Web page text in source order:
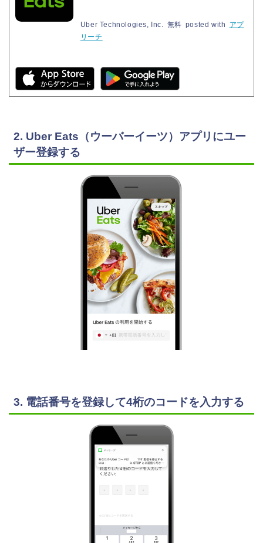
Uber Technologies, Inc. 無料 posted with
アプ
リーチ
2. Uber Eats（ウーバーイーツ）アプリにユー
ザー登録する
3. 電話番号を登録して4桁のコードを入力する